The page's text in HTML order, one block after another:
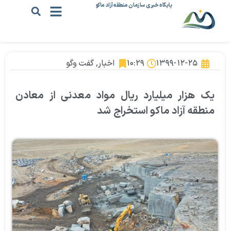
پایگاه خبری سازمان منطقه آزاد ماکو
۱۳۹۹-۱۲-۲۵ ۱۰:۲۹ اخبار,گفت وگو
یک هزار میلیارد ریال مواد معدنی از معادن
منطقه آزاد ماکو استخراج شد